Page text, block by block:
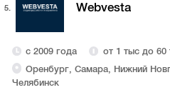
5. Webvesta
с 2009 года
от 1 тыс до 60
Оренбург, Самара, Нижний
Челябинск